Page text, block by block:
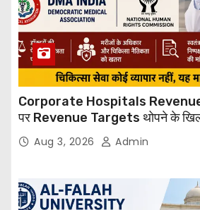
Corporate Hospitals Revenue
पर Revenue Targets थोपने के
बड़ा कदम, NHRC से Suo Motu जांच
Aug 3, 2026 Admin